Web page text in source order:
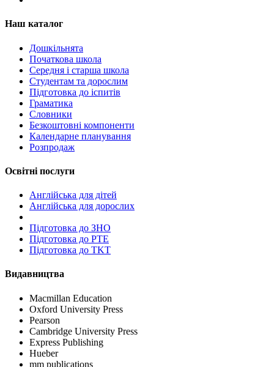
Наш каталог
Дошкільнята
Початкова школа
Середня і старша школа
Студентам та дорослим
Підготовка до іспитів
Граматика
Словники
Безкоштовні компоненти
Календарне планування
Розпродаж
Освітні послуги
Англійська для дітей
Англійська для дорослих
Пiдготовка до ЗНО
Підготовка до PTE
Підготовка до TKT
Видавництва
Macmillan Education
Oxford University Press
Pearson
Cambridge University Press
Express Publishing
Hueber
mm publications